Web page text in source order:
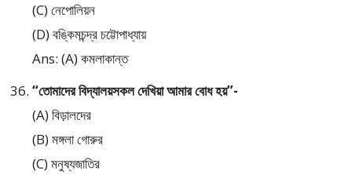
(C) নেপোলিয়ন
(D) বঙ্কিমচন্দ্র চট্টোপাধ্যায়
Ans: (A) কমলাকান্ত
“তোমাদের বিদ্যালয়সকল দেখিয়া আমার বোধ হয়”-
(A) বিড়ালদের
(B) মঙ্গলা গোরুর
(C) মনুষ্যজাতির